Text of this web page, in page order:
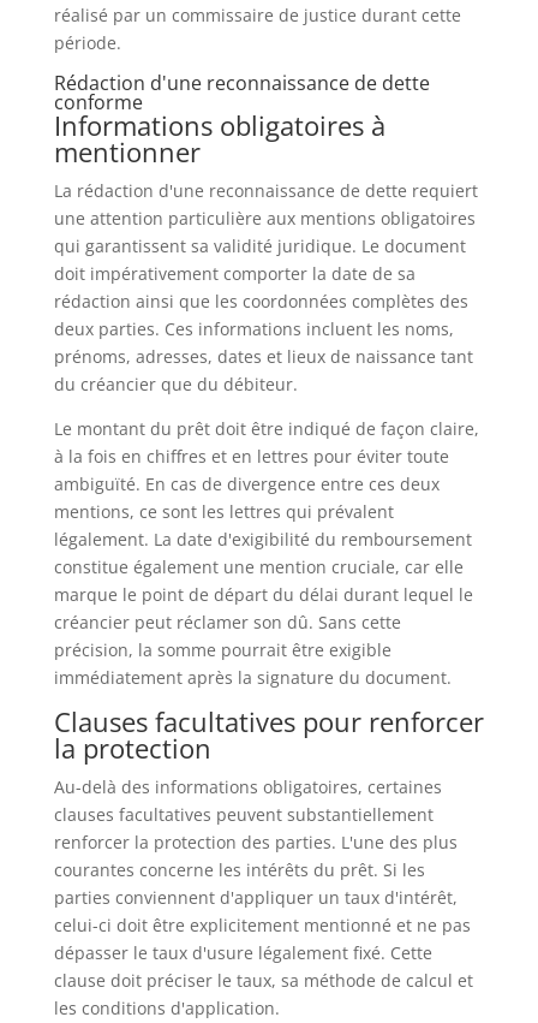
réalisé par un commissaire de justice durant cette
période.
Rédaction d'une reconnaissance de dette
conforme
Informations obligatoires à
mentionner
La rédaction d'une reconnaissance de dette requiert
une attention particulière aux mentions obligatoires
qui garantissent sa validité juridique. Le document
doit impérativement comporter la date de sa
rédaction ainsi que les coordonnées complètes des
deux parties. Ces informations incluent les noms,
prénoms, adresses, dates et lieux de naissance tant
du créancier que du débiteur.
Le montant du prêt doit être indiqué de façon claire,
à la fois en chiffres et en lettres pour éviter toute
ambiguïté. En cas de divergence entre ces deux
mentions, ce sont les lettres qui prévalent
légalement. La date d'exigibilité du remboursement
constitue également une mention cruciale, car elle
marque le point de départ du délai durant lequel le
créancier peut réclamer son dû. Sans cette
précision, la somme pourrait être exigible
immédiatement après la signature du document.
Clauses facultatives pour renforcer
la protection
Au-delà des informations obligatoires, certaines
clauses facultatives peuvent substantiellement
renforcer la protection des parties. L'une des plus
courantes concerne les intérêts du prêt. Si les
parties conviennent d'appliquer un taux d'intérêt,
celui-ci doit être explicitement mentionné et ne pas
dépasser le taux d'usure légalement fixé. Cette
clause doit préciser le taux, sa méthode de calcul et
les conditions d'application.